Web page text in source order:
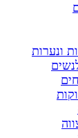
ונערות